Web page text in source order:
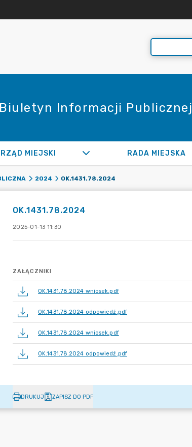
Informacji Publicznej
MIEJSKI RADA MIEJSKA
2024 OK.1431.78.2024
OK.1431.78.2024
2025-01-13 11:30
ZAŁĄCZNIKI
OK.1431.78.2024 wniosek.pdf
OK.1431.78.2024 odpowiedź.pdf
OK.1431.78.2024 wniosek.pdf
OK.1431.78.2024 odpowiedź.pdf
DRUKUJ ZAPISZ DO PDF